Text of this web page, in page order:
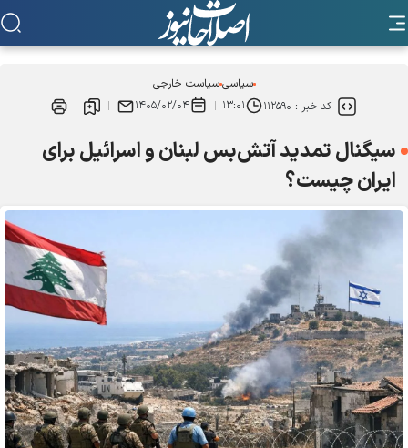
سیاسیسیاست خارجی
کد خبر : ۱۱۲۵۹۰ ۱۳:۰۱ ۱۴۰۵/۰۲/۰۴
سیگنال تمدید آتش‌بس لبنان و اسرائیل برای
ایران چیست؟